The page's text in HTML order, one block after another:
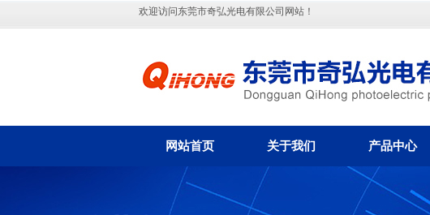
欢迎访问东莞市奇弘光电有限公司网站！
网站首页 关于我们 产品中心